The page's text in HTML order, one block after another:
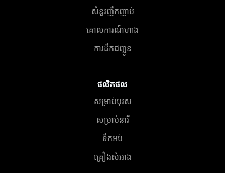
សំនួរញឹកញាប់
គោលការណ៍ហាង
ការដឹកជញ្ជូន
ផលិតផល
សម្រាប់បុរស
សម្រាប់នារី
ទឹកអប់
គ្រឿងសំអាង